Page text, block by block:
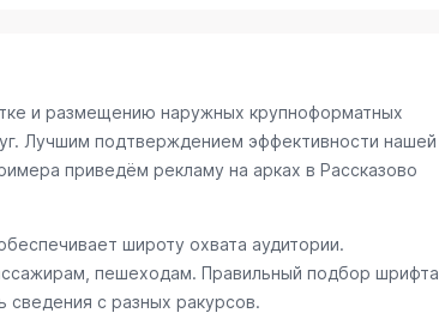
и размещению наружных крупноформатных
Лучшим подтверждением эффективности нашей
приведём рекламу на арках в Рассказово
широту охвата аудитории.
пешеходам. Правильный подбор шрифта
сведения с разных ракурсов.